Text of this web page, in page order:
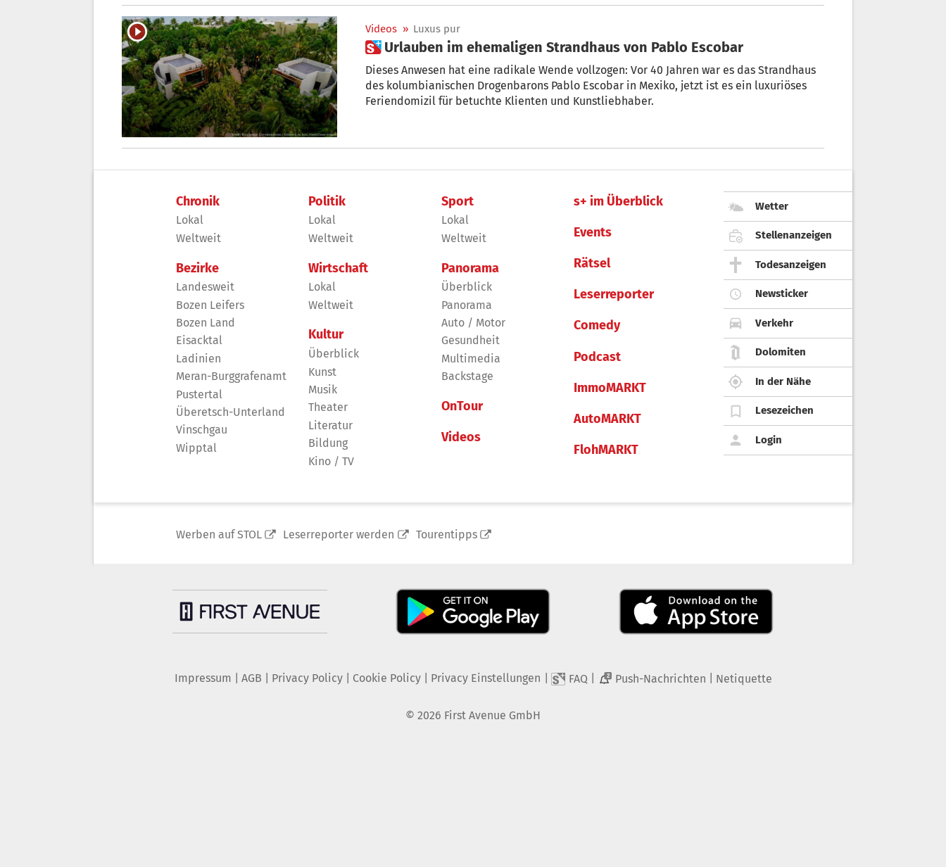
Videos » Luxus pur
 Urlauben im ehemaligen Strandhaus von Pablo Escobar
Dieses Anwesen hat eine radikale Wende vollzogen: Vor 40 Jahren war es das Strandhaus
des kolumbianischen Drogenbarons Pablo Escobar in Mexiko, jetzt ist es ein luxuriöses
Feriendomizil für betuchte Klienten und Kunstliebhaber.
Chronik
Lokal
Weltweit
Bezirke
Landesweit
Bozen Leifers
Bozen Land
Eisacktal
Ladinien
Meran-Burggrafenamt
Pustertal
Überetsch-Unterland
Vinschgau
Wipptal
Politik
Lokal
Weltweit
Wirtschaft
Lokal
Weltweit
Kultur
Überblick
Kunst
Musik
Theater
Literatur
Bildung
Kino / TV
Sport
Lokal
Weltweit
Panorama
Überblick
Panorama
Auto / Motor
Gesundheit
Multimedia
Backstage
OnTour
Videos
s+ im Überblick
Events
Rätsel
Leserreporter
Comedy
Podcast
ImmoMARKT
AutoMARKT
FlohMARKT
Wetter
Stellenanzeigen
Todesanzeigen
Newsticker
Verkehr
Dolomiten
In der Nähe
Lesezeichen
Login
Werben auf STOL Leserreporter werden Tourentipps
Impressum AGB Privacy Policy| Cookie Policy| Privacy Einstellungen FAQ 2 Push-Nachrichten Netiquette
© 2026 First Avenue GmbH